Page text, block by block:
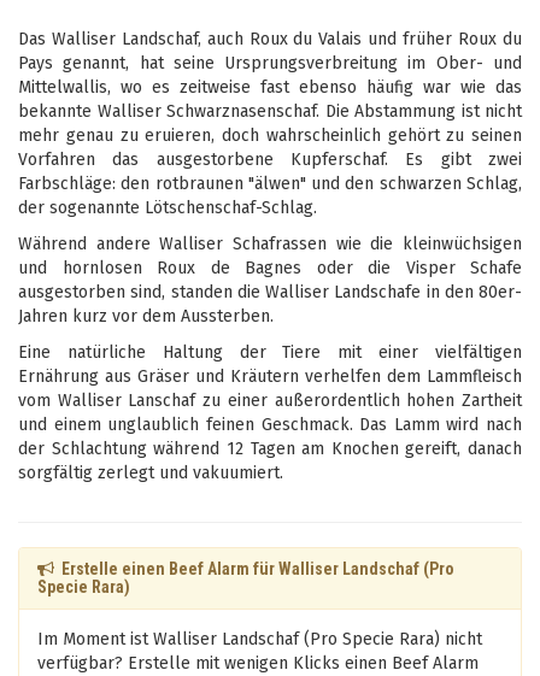
Das Walliser Landschaf, auch Roux du Valais und früher Roux du
Pays genannt, hat seine Ursprungsverbreitung im Ober- und
Mittelwallis, wo es zeitweise fast ebenso häufig war wie das
bekannte Walliser Schwarznasenschaf. Die Abstammung ist nicht
mehr genau zu eruieren, doch wahrscheinlich gehört zu seinen
Vorfahren das ausgestorbene Kupferschaf. Es gibt zwei
Farbschläge: den rotbraunen "älwen" und den schwarzen Schlag,
der sogenannte Lötschenschaf-Schlag.
Während andere Walliser Schafrassen wie die kleinwüchsigen
und hornlosen Roux de Bagnes oder die Visper Schafe
ausgestorben sind, standen die Walliser Landschafe in den 80er-
Jahren kurz vor dem Aussterben.
Eine natürliche Haltung der Tiere mit einer vielfältigen
Ernährung aus Gräser und Kräutern verhelfen dem Lammfleisch
vom Walliser Lanschaf zu einer außerordentlich hohen Zartheit
und einem unglaublich feinen Geschmack. Das Lamm wird nach
der Schlachtung während 12 Tagen am Knochen gereift, danach
sorgfältig zerlegt und vakuumiert.
Erstelle einen Beef Alarm für Walliser Landschaf (Pro
Specie Rara)
Im Moment ist Walliser Landschaf (Pro Specie Rara) nicht
verfügbar? Erstelle mit wenigen Klicks einen Beef Alarm